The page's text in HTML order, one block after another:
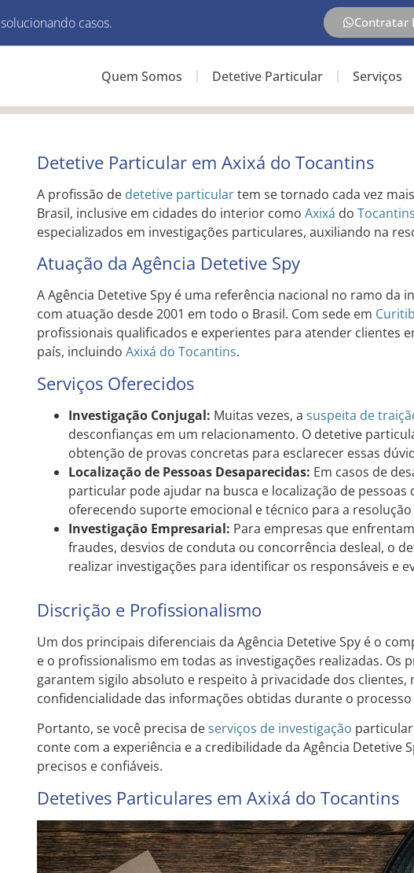
solucionando casos. Contratar
Quem Somos Detetive Particular Serviços
Detetive Particular em Axixá do Tocantins
A profissão de detetive particulartem se tornado cada vez
Brasil, inclusive em cidades do interior como Axixá do Tocantins
especializados em investigações particulares, auxiliando na
Atuação da Agência Detetive Spy
A Agência Detetive Spy é uma referência nacional no ramo da
com atuação desde 2001 em todo o Brasil. Com sede em
profissionais qualificados e experientes para atender clientes
país, incluindo Axixá do Tocantins.
Serviços Oferecidos
Investigação Conjugal: Muitas vezes, a suspeita de
desconfianças em um relacionamento. O detetive
obtenção de provas concretas para esclarecer essas
Localização de Pessoas Desaparecidas: Em casos de
particular pode ajudar na busca e localização de pessoas
oferecendo suporte emocional e técnico para a resolução
Investigação Empresarial: Para empresas que
fraudes, desvios de conduta ou concorrência desleal, o
realizar investigações para identificar os responsáveis e
Discrição e Profissionalismo
Um dos principais diferenciais da Agência Detetive Spy é o
e o profissionalismo em todas as investigações realizadas. Os
garantem sigilo absoluto e respeito à privacidade dos clientes,
confidencialidade das informações obtidas durante o processo
Portanto, se você precisa deserviços de investigação
conte com a experiência e a credibilidade da Agência Detetive
precisos e confiáveis.
Detetives Particulares em Axixá do Tocantins